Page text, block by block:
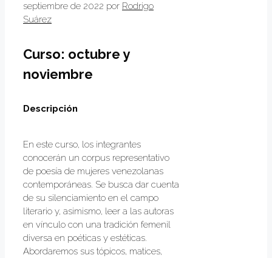
septiembre de 2022 por Rodrigo
Suárez
Curso: octubre y
noviembre
Descripción
En este curso, los integrantes
conocerán un corpus representativo
de poesía de mujeres venezolanas
contemporáneas. Se busca dar cuenta
de su silenciamiento en el campo
literario y, asimismo, leer a las autoras
en vínculo con una tradición femenil
diversa en poéticas y estéticas.
Abordaremos sus tópicos, matices,